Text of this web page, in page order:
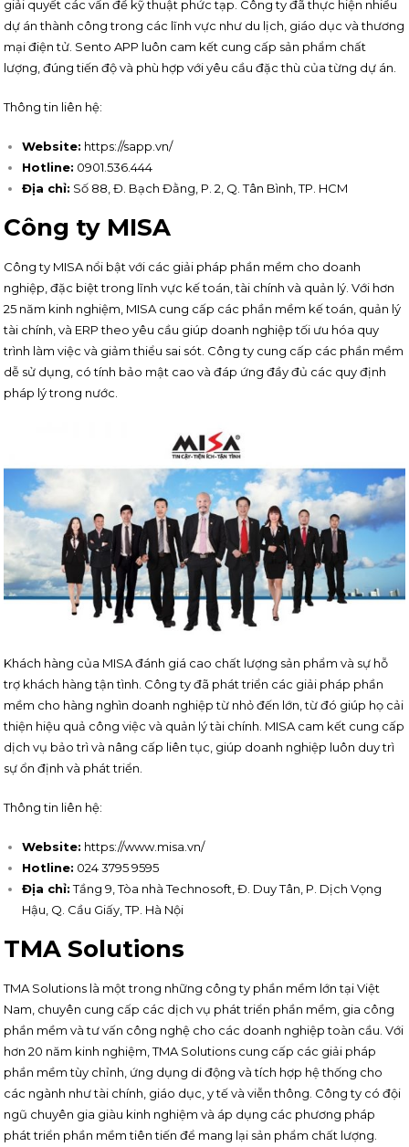
giải quyết các vấn đề kỹ thuật phức tạp. Công ty đã thực hiện nhiều
dự án thành công trong các lĩnh vực như du lịch, giáo dục và thương
mại điện tử. Sento APP luôn cam kết cung cấp sản phẩm chất
lượng, đúng tiến độ và phù hợp với yêu cầu đặc thù của từng dự án.
Thông tin liên hệ:
Website: https://sapp.vn/
Hotline: 0901.536.444
Địa chỉ: Số 88, Đ. Bạch Đằng, P. 2, Q. Tân Bình, TP. HCM
Công ty MISA
Công ty MISA nổi bật với các giải pháp phần mềm cho doanh
nghiệp, đặc biệt trong lĩnh vực kế toán, tài chính và quản lý. Với hơn
25 năm kinh nghiệm, MISA cung cấp các phần mềm kế toán, quản lý
tài chính, và ERP theo yêu cầu giúp doanh nghiệp tối ưu hóa quy
trình làm việc và giảm thiểu sai sót. Công ty cung cấp các phần mềm
dễ sử dụng, có tính bảo mật cao và đáp ứng đầy đủ các quy định
pháp lý trong nước.
Khách hàng của MISA đánh giá cao chất lượng sản phẩm và sự hỗ
trợ khách hàng tận tình. Công ty đã phát triển các giải pháp phần
mềm cho hàng nghìn doanh nghiệp từ nhỏ đến lớn, từ đó giúp họ cải
thiện hiệu quả công việc và quản lý tài chính. MISA cam kết cung cấp
dịch vụ bảo trì và nâng cấp liên tục, giúp doanh nghiệp luôn duy trì
sự ổn định và phát triển.
Thông tin liên hệ:
Website: https://www.misa.vn/
Hotline: 024 3795 9595
Địa chỉ:Tầng 9, Tòa nhà Technosoft, Đ. Duy Tân, P. Dịch Vọng
Hậu, Q. Cầu Giấy, TP. Hà Nội
TMA Solutions
TMA Solutions là một trong những công ty phần mềm lớn tại Việt
Nam, chuyên cung cấp các dịch vụ phát triển phần mềm, gia công
phần mềm và tư vấn công nghệ cho các doanh nghiệp toàn cầu. Với
hơn 20 năm kinh nghiệm, TMA Solutions cung cấp các giải pháp
phần mềm tùy chỉnh, ứng dụng di động và tích hợp hệ thống cho
các ngành như tài chính, giáo dục, y tế và viễn thông. Công ty có đội
ngũ chuyên gia giàu kinh nghiệm và áp dụng các phương pháp
phát triển phần mềm tiên tiến để mang lại sản phẩm chất lượng.